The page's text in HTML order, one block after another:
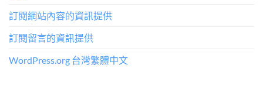
訂閱網站內容的資訊提供
訂閱留言的資訊提供
WordPress.org 台灣繁體中文